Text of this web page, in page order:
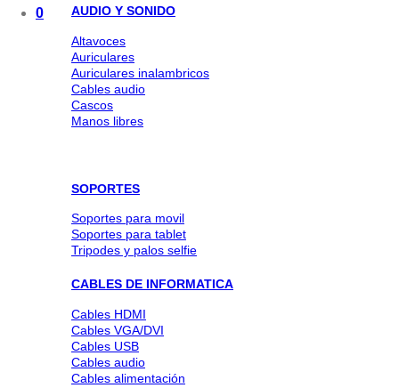
0 AUDIO Y SONIDO
Altavoces
Auriculares
Auriculares inalambricos
Cables audio
Cascos
Manos libres
SOPORTES
Soportes para movil
Soportes para tablet
Tripodes y palos selfie
CABLES DE INFORMATICA
Cables HDMI
Cables VGA/DVI
Cables USB
Cables audio
Cables alimentación